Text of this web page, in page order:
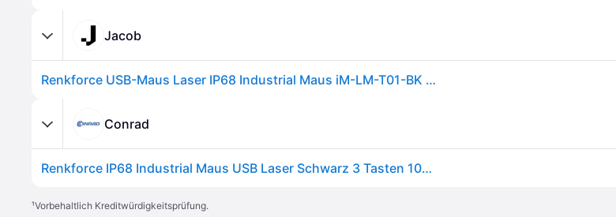
Jacob
Renkforce USB-Maus Laser IP68 Industrial Maus iM-LM-T01-BK Schwarz (iM-LM-T01-BK)
Conrad
Renkforce IP68 Industrial Maus USB Laser Schwarz 3 Tasten 1000 dpi
¹Vorbehaltlich Kreditwürdigkeitsprüfung.